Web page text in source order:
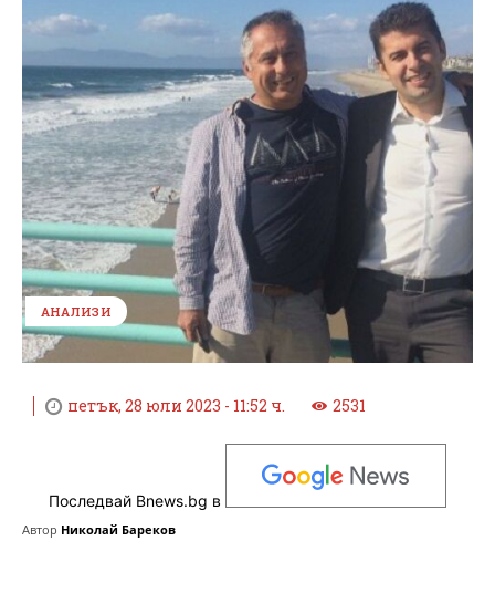
АНАЛИЗИ
петък, 28 юли 2023 - 11:52 ч. 2531
Последвай Bnews.bg в
Автор Николай Бареков